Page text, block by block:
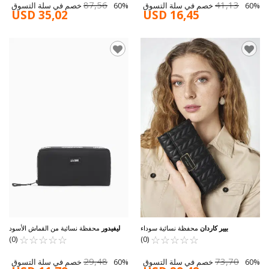
87,56 60% خصم في سلة التسوق
USD 35,02
41,13 60% خصم في سلة التسوق
USD 16,45
ليفيدور محفظة نسائية من القماش الأسود
920004
☆
☆
☆
☆
☆ ★
★
★
★
★
(0)
29,48 60% خصم في سلة التسوق
بيير كاردان محفظة نسائية سوداء
06PC25Y614-KLSA☆
☆
☆
☆
☆ ★
★
★
★
★
(0)
73,70 60% خصم في سلة التسوق